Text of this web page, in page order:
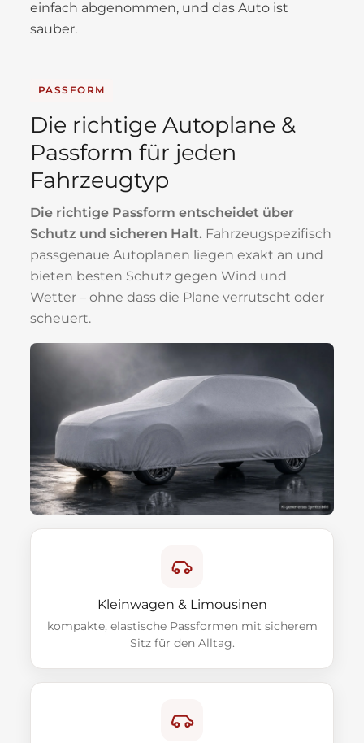
einfach abgenommen, und das Auto ist
sauber.
PASSFORM
Die richtige Autoplane &
Passform für jeden
Fahrzeugtyp
Die richtige Passform entscheidet über
Schutz und sicheren Halt. Fahrzeugspezifisch
passgenaue Autoplanen liegen exakt an und
bieten besten Schutz gegen Wind und
Wetter – ohne dass die Plane verrutscht oder
scheuert.
Kleinwagen & Limousinen
kompakte, elastische Passformen mit sicherem
Sitz für den Alltag.